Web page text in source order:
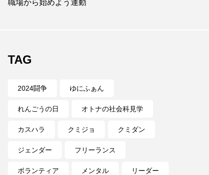
職場から始めよう運動
TAG
2024闘争 ゆにふぁん
れんごうの日 オトナの社会科見学
カスハラ クミジョ クミダン
ジェンダー フリーランス
ボランティア メンタル リーダー